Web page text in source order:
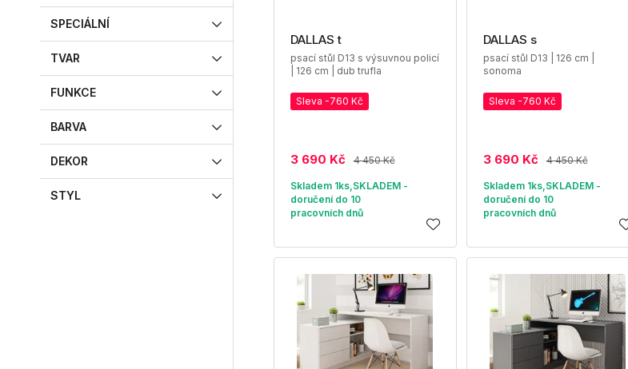
SPECIÁLNÍ
TVAR
FUNKCE
BARVA
DEKOR
STYL
DALLAS t
psací stůl D13 s výsuvnou policí
| 126 cm | dub trufla
Sleva -760 Kč
3 690 Kč 4 450 Kč
Skladem 1ks,SKLADEM -
doručení do 10
pracovních dnů
DALLAS s
psací stůl D13 | 126 cm |
sonoma
Sleva -760 Kč
3 690 Kč 4 450 Kč
Skladem 1ks,SKLADEM -
doručení do 10
pracovních dnů